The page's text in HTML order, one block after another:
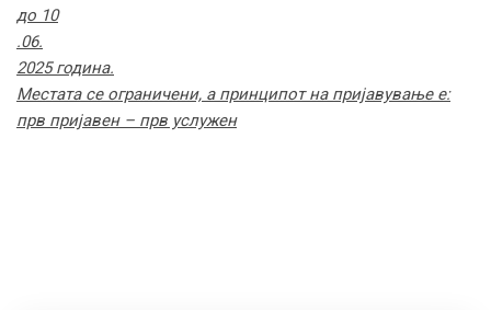
до 10
.06.
2025 година.
Местата се ограничени, а принципот на пријавување е:
прв пријавен – прв услужен